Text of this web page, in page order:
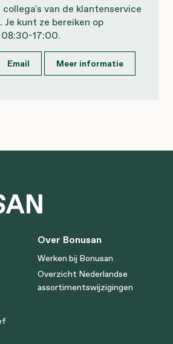
van de klantenservice
Je kunt ze bereiken op
17:00.
Email Meer informatie
Over Bonusan
Werken bij Bonusan
Overzicht Nederlandse
assortimentswijzigingen